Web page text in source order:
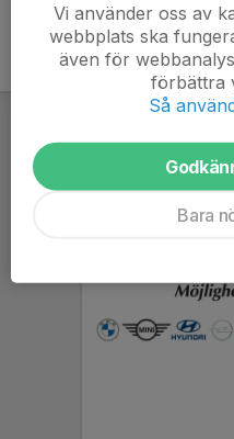
Vi använder oss av
webbplats ska
även för
förbättra
Så
Bara